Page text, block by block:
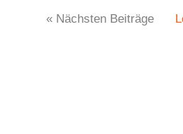
« Nächsten Beiträge